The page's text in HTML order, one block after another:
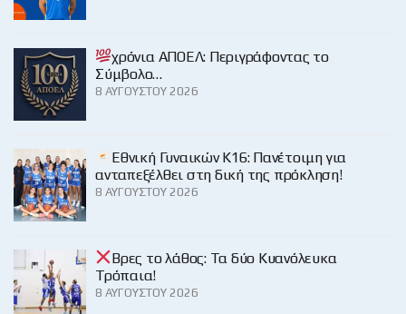
χρόνια ΑΠΟΕΛ: Περιγράφοντας το
Σύμβολο…
8 ΑΥΓΟΎΣΤΟΥ 2026
Εθνική Γυναικών Κ16: Πανέτοιμη για
ανταπεξέλθει στη δική της πρόκληση!
8 ΑΥΓΟΎΣΤΟΥ 2026
Βρες το λάθος: Τα δύο Κυανόλευκα
Τρόπαια!
8 ΑΥΓΟΎΣΤΟΥ 2026